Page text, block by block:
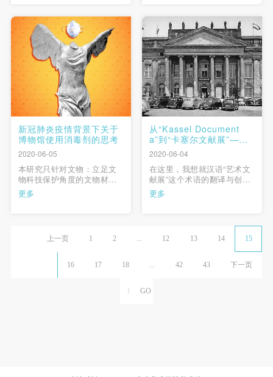
立完善的文物数据库和检测
体系，以现代科学方法展开
劣化机理研究，结合不同地
区气候条件，以本国传统产
纸技术、修 …
的时间点。 …
新冠肺炎疫情背景下关于
博物馆使用消毒剂的思考
2020-06-05
本研究只针对文物：立足文
物科技保护角度的文物材质
分类法；根据有效成分分类
的消毒剂种类及其有损文物
更多
从“Kassel Document
a”到“卡塞尔文献展”——
在误读与误译下生成的新
艺术观念
2020-06-04
在这里，我想就汉语“艺术文
献展”这个术语的翻译与创造
性诠释现象谈一些想法，从
西方源典文献、语源学与翻
更多
上一页 1 2 12 13 14 15
16 17 18 ... 42 43 下一页